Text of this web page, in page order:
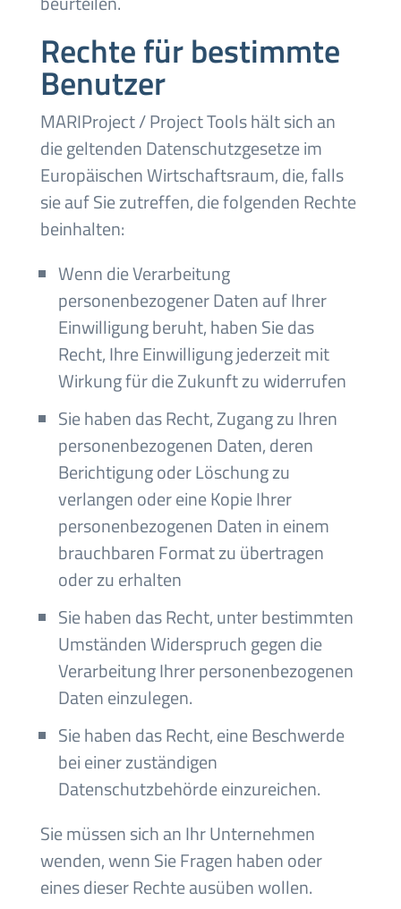
Rechte für bestimmte
Benutzer
MARIProject / Project Tools hält sich an
die geltenden Datenschutzgesetze im
Europäischen Wirtschaftsraum, die, falls
sie auf Sie zutreffen, die folgenden Rechte
beinhalten:
Wenn die Verarbeitung
personenbezogener Daten auf Ihrer
Einwilligung beruht, haben Sie das
Recht, Ihre Einwilligung jederzeit mit
Wirkung für die Zukunft zu widerrufen
Sie haben das Recht, Zugang zu Ihren
personenbezogenen Daten, deren
Berichtigung oder Löschung zu
verlangen oder eine Kopie Ihrer
personenbezogenen Daten in einem
brauchbaren Format zu übertragen
oder zu erhalten
Sie haben das Recht, unter bestimmten
Umständen Widerspruch gegen die
Verarbeitung Ihrer personenbezogenen
Daten einzulegen.
Sie haben das Recht, eine Beschwerde
bei einer zuständigen
Datenschutzbehörde einzureichen.
Sie müssen sich an Ihr Unternehmen
wenden, wenn Sie Fragen haben oder
eines dieser Rechte ausüben wollen.